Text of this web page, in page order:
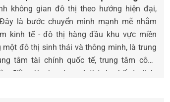
không gian đô thị theo hướng hiện đại,
là bước chuyển mình mạnh mẽ nhằm
kinh tế - đô thị hàng đầu khu vực miền
một đô thị sinh thái và thông minh, là trung
tâm tài chính quốc tế, trung tâm công
đổi mới sáng tạo và thành phố du lịch,